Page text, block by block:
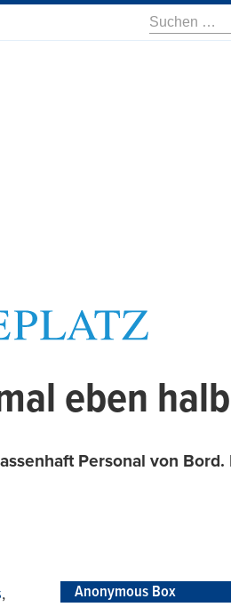
Suche
nach:
eben
Personal von
,
Anonymous Box